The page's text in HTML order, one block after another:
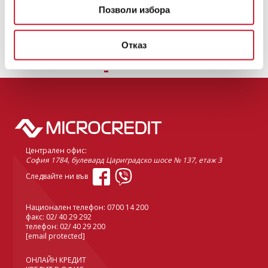
Позволи избора
Отказ
Централен офис:
София 1784, булевард Цариградско шосе № 137, етаж 3
Следвайте ни във
Национален телефон: 0700 14 200
факс: 02/ 40 29 292
телефон: 02/ 40 29 200
[email protected]
ОНЛАЙН КРЕДИТ